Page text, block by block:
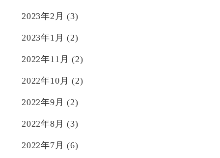
2023年2月 (3)
2023年1月 (2)
2022年11月 (2)
2022年10月 (2)
2022年9月 (2)
2022年8月 (3)
2022年7月 (6)